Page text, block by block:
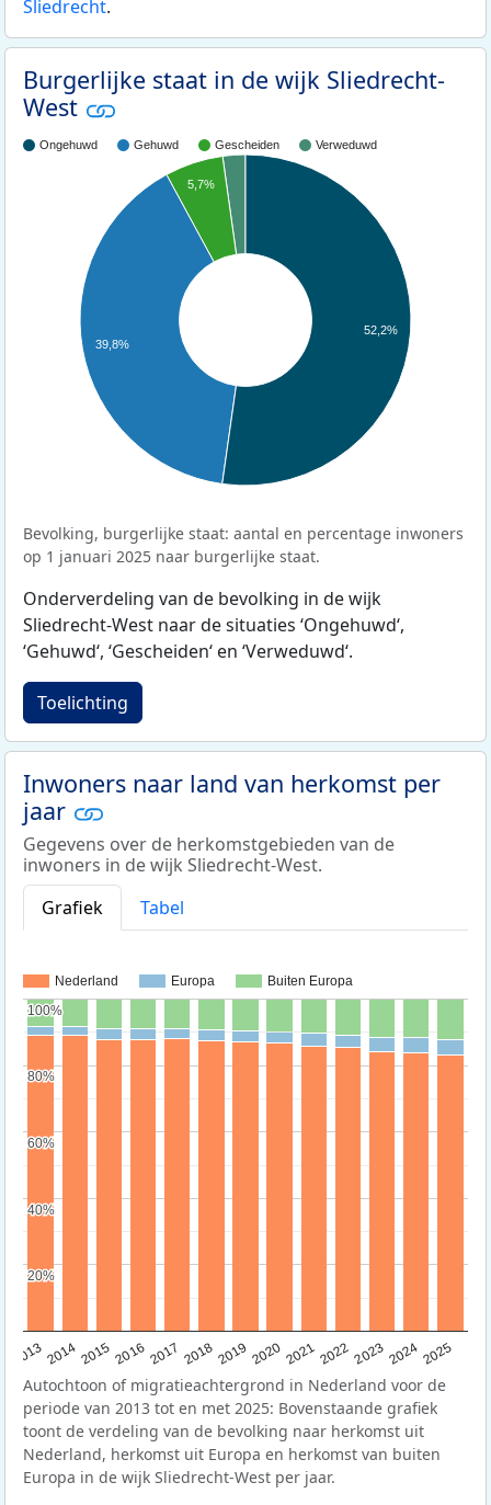
Sliedrecht.
Burgerlijke staat in de wijk Sliedrecht-
West
Ongehuwd Gehuwd Gescheiden Verweduwd
5,7%
39,8%
52,2%
Bevolking, burgerlijke staat: aantal en percentage inwoners
op 1 januari 2025 naar burgerlijke staat.
Onderverdeling van de bevolking in de wijk
Sliedrecht-West naar de situaties ‘Ongehuwd‘,
‘Gehuwd‘, ‘Gescheiden‘ en ‘Verweduwd‘.
Toelichting
Inwoners naar land van herkomst per
jaar
Gegevens over de herkomstgebieden van de
inwoners in de wijk Sliedrecht-West.
Grafiek
Tabel
Nederland Europa Buiten Europa
20132014201520162017 20182019 202020212022202320242025
20%
20%
40%
40%
60%
60%
80%
80%
100%
100%
Autochtoon of migratieachtergrond in Nederland voor de
periode van 2013 tot en met 2025: Bovenstaande grafiek
toont de verdeling van de bevolking naar herkomst uit
Nederland, herkomst uit Europa en herkomst van buiten
Europa in de wijk Sliedrecht-West per jaar.